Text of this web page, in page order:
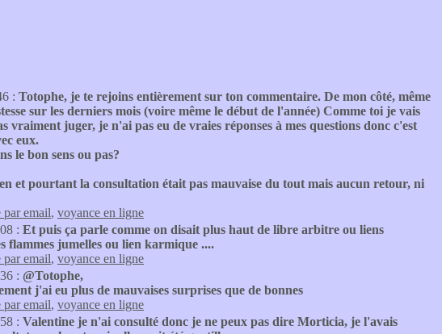
: Totophe, je te rejoins entièrement sur ton commentaire. De mon côté, même
sur les derniers mois (voire même le début de l'année) Comme toi je vais
juger, je n'ai pas eu de vraies réponses à mes questions donc c'est
eux.
le bon sens ou pas?
et pourtant la consultation était pas mauvaise du tout mais aucun retour, ni
par email, voyance en ligne
: Et puis ça parle comme on disait plus haut de libre arbitre ou liens
flammes jumelles ou lien karmique ....
par email, voyance en ligne
: @Totophe,
j'ai eu plus de mauvaises surprises que de bonnes
par email, voyance en ligne
: Valentine je n'ai consulté donc je ne peux pas dire Morticia, je l'avais